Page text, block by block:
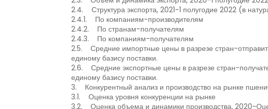
2.4. Структура экспорта, 2021-1 полугодие 2022 (в
2.4.1. По компаниям-производителям
2.4.2. По странам-получателям
2.4.3. По компаниям-получателям
2.5. Средние импортные цены в разрезе стран-
единому базису поставки.
2.6. Средние экспортные цены в разрезе стран-
единому базису поставки.
3. Конкурентный анализ и производство на рынке
3.1. Оценка уровня конкуренции на рынке
3.2. Оценка объема и динамики производства, 2020-